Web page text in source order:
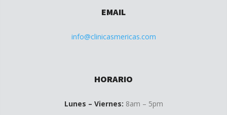
EMAIL
info@clinicasmericas.com
HORARIO
Lunes – Viernes: 8am – 5pm